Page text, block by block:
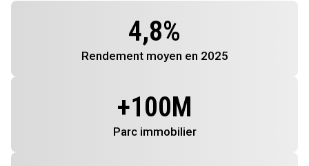
4,8%
Rendement moyen en 2025
+100M
Parc immobilier